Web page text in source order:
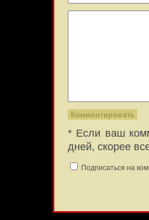
* Если ваш
дней, скорее
Подписаться на